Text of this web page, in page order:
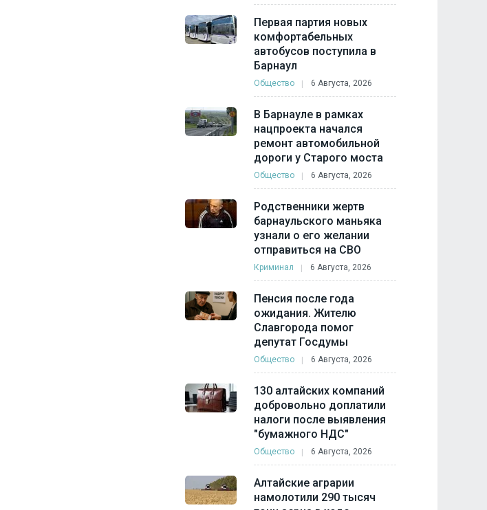
Первая партия новых
комфортабельных
автобусов поступила в
Барнаул
Общество 6 Августа, 2026
В Барнауле в рамках
нацпроекта начался
ремонт автомобильной
дороги у Старого моста
Общество 6 Августа, 2026
Родственники жертв
барнаульского маньяка
узнали о его желании
отправиться на СВО
Криминал 6 Августа, 2026
Пенсия после года
ожидания. Жителю
Славгорода помог
депутат Госдумы
Общество 6 Августа, 2026
130 алтайских компаний
добровольно доплатили
налоги после выявления
"бумажного НДС"
Общество 6 Августа, 2026
Алтайские аграрии
намолотили 290 тысяч